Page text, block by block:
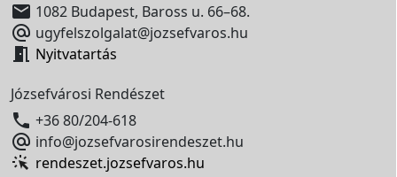
 1082 Budapest, Baross u. 66–68.
 ugyfelszolgalat@jozsefvaros.hu
 Nyitvatartás
Józsefvárosi Rendészet
 +36 80/204-618
 info@jozsefvarosirendeszet.hu
rendeszet.jozsefvaros.hu